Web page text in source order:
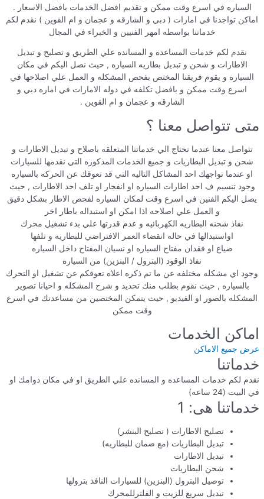
السياره في اسرع وقت ممكن و تقديم افضل الخدمات بافضل الاسعار .
اماكن تواجدنا في امارات ( دبي و الشارقه و عجمان و ام القوين ) نقدم لكم
خدماتنا بواسطه امهر الفنيين و الخبراء في المجال
نقدم لكم خدمات المساعده و المسانده علي الطريق و تصليح و تبديل
الاطارات و شحن و تبديل بطاريه السياره , حيث نصل اليكم في مكان
السياره و يقوم فريقنا المختص بفحص المشكله و العمل علي اصلاحها في
اسرع وقت ممكن و بافضل تكلفه في دوله الامارات في اماره دبي و
الشارقه و عجمان و ام القوين .
متى تتواصل معنا ؟
تتواصل معنا عندما تحتاج الي خدماتنا المتعلقه باصلاح و تبديل الاطارات و
شحن و تبديل البطاريات و جميع الخدمات المذكوره التي نقدمها للسيارات
او عندما تواجهك احد المشاكل التاليه التي قد تعوقك عن الحركه بالسياره
وجود تنسيم ف احد اطارات السياره او انفجار او تلف احد الاطارات , حيث
يصل اليكم الفنين في اسرع وقت لمكان السياره لفحص الاطار بشكل دقيق
و العمل علي اصلاحه اذا امكن او استبداله باطار اخر
نفاذ شحنه البطاريه الكهربائيه و عدم قدرتها علي بدء تشغيل محرك
اواستبدالها في حاله انقضاء العمر الافتراضي للبطاريه و تلفها
ضياع او فقدان مفتاح السياره او نسيان المفتاح داخل السياره
نفاذ الوقود (البترول / البنزين) من السياره
وجود اي مشكله مختلفه عن ما تم ذكره اعلاه تعوقكم عن تشغيل او التحرك
بالسياره , حيث نقوم بطلب منك تحديد و شرح المشكله و احيانا تصوير
المشكله بالصور او الفيديو , حيث يتمكن المختصين من مساعدتك في اسرع
وقت ممكن
اماكن الخدمات
عرض جميع الاماكن
خدماتنا
نقدم لكم خدمات المساعده و المسانده علي الطريق او في مكان دوامك او
في البيت (24 ساعه)
خدماتنا هى: 1
تصليح الاطارات ( تصليح البنشر)
تبديل البطاريات (مع ضمان للبطاريه)
تبديل الاطارات
شحن البطاريات
توصيل البترول (البنزين) للسيارات النافذ بترولها
تبديل سريع للزيت و الفلترللمحرك